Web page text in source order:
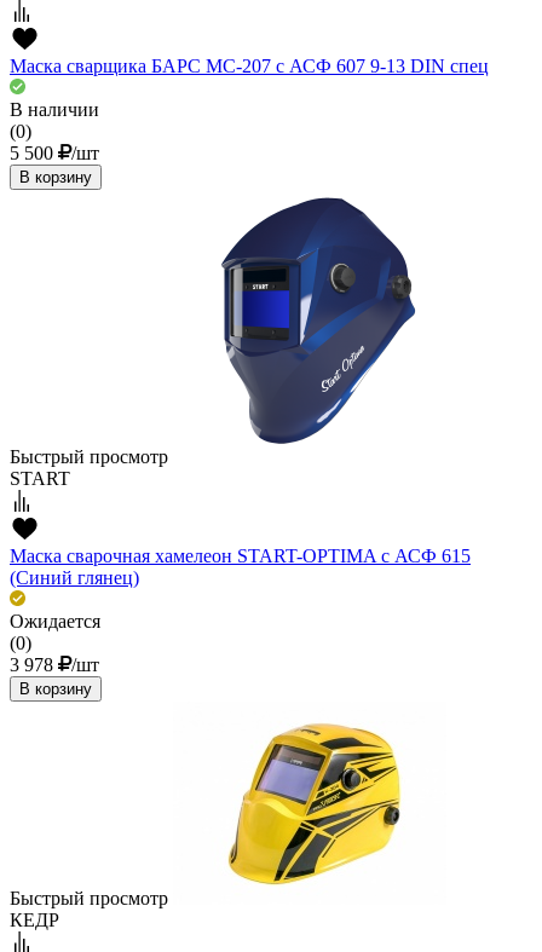
Маска сварщика БАРС МС-207 с АСФ 607 9-13 DIN спец
В наличии
(0)
5 500
/шт
В корзину
Быстрый просмотр
START
Маска сварочная хамелеон START-OPTIMA c АСФ 615
(Синий глянец)
Ожидается
(0)
3 978
/шт
В корзину
Быстрый просмотр
КЕДР